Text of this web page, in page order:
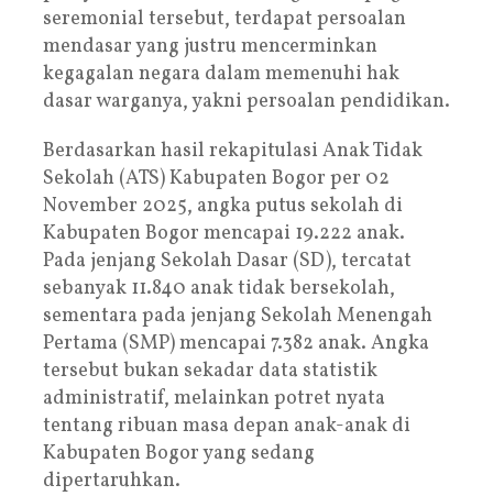
seremonial tersebut, terdapat persoalan
mendasar yang justru mencerminkan
kegagalan negara dalam memenuhi hak
dasar warganya, yakni persoalan pendidikan.
Berdasarkan hasil rekapitulasi Anak Tidak
Sekolah (ATS) Kabupaten Bogor per 02
November 2025, angka putus sekolah di
Kabupaten Bogor mencapai 19.222 anak.
Pada jenjang Sekolah Dasar (SD), tercatat
sebanyak 11.840 anak tidak bersekolah,
sementara pada jenjang Sekolah Menengah
Pertama (SMP) mencapai 7.382 anak. Angka
tersebut bukan sekadar data statistik
administratif, melainkan potret nyata
tentang ribuan masa depan anak-anak di
Kabupaten Bogor yang sedang
dipertaruhkan.